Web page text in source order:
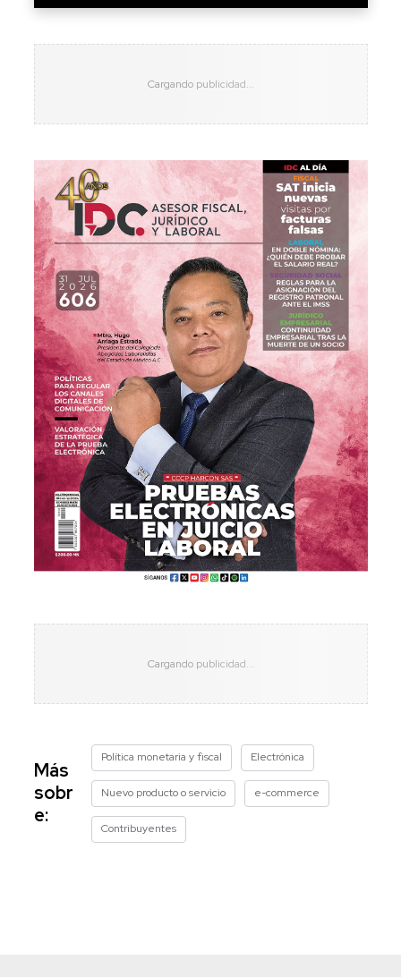
Más
sobr
e:
Política monetaria y fiscal Electrónica
Nuevo producto o servicio e-commerce
Contribuyentes